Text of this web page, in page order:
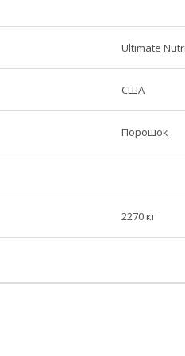
Ultimate
США
Порошок
2270 кг